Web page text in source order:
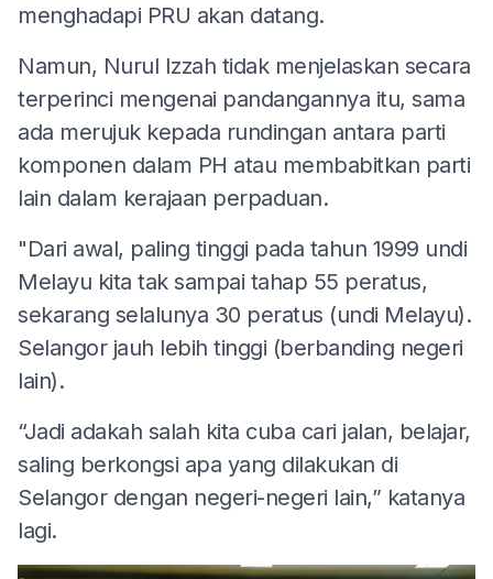
menghadapi PRU akan datang.
Namun, Nurul Izzah tidak menjelaskan secara
terperinci mengenai pandangannya itu, sama
ada merujuk kepada rundingan antara parti
komponen dalam PH atau membabitkan parti
lain dalam kerajaan perpaduan.
"Dari awal, paling tinggi pada tahun 1999 undi
Melayu kita tak sampai tahap 55 peratus,
sekarang selalunya 30 peratus (undi Melayu).
Selangor jauh lebih tinggi (berbanding negeri
lain).
“Jadi adakah salah kita cuba cari jalan, belajar,
saling berkongsi apa yang dilakukan di
Selangor dengan negeri-negeri lain,” katanya
lagi.